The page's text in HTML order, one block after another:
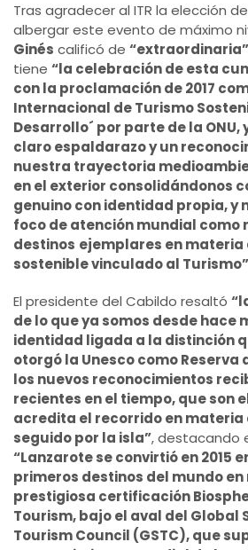
Tras agradecer al ITR la elección
albergar este evento de máximo
Ginés calificó de “extraordinaria”
tiene “la celebración de esta
con la proclamación de 2017
Internacional de Turismo
Desarrollo´ por parte de la
claro espaldarazo y un
nuestra trayectoria
en el exterior consolidándonos
genuino con identidad propia, y
foco de atención mundial como
destinos ejemplares en
sostenible vinculado al Turismo”
El presidente del Cabildo resaltó
de lo que ya somos desde hace
identidad ligada a la distinción
otorgó la Unesco como Reserva
los nuevos reconocimientos
recientes en el tiempo, que son
acredita el recorrido en
seguido por la isla”, destacando
“Lanzarote se convirtió en 2015
primeros destinos del mundo
prestigiosa certificación
Tourism, bajo el aval del Global
Tourism Council (GSTC), que